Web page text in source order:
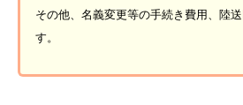
その他、名義変更等の手続き費用、陸
す。